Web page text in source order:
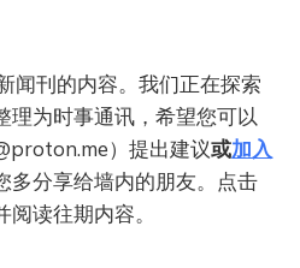
闻刊的内容。我们正在探索
理为时事通讯，希望您可以
）提出建议或加入
多分享给墙内的朋友。点击
读往期内容。